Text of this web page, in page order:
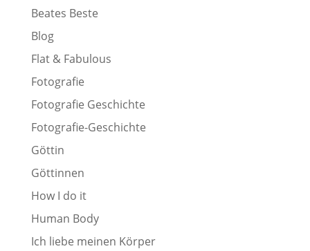
Beates Beste
Blog
Flat & Fabulous
Fotografie
Fotografie Geschichte
Fotografie-Geschichte
Göttin
Göttinnen
How I do it
Human Body
Ich liebe meinen Körper